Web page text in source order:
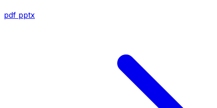
pdf pptx